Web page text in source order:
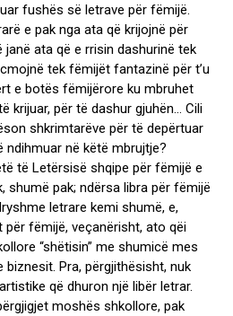
fushës së letrave për fëmijë.
e pak nga ata që krijojnë për
ata që e rrisin dashurinë tek
tek fëmijët fantazinë për t’u
e botës fëmijërore ku mbruhet
krijuar, për të dashur gjuhën… Cili
shkrimtarëve për të depërtuar
në këtë mbrujtje?
të Letërsisë shqipe për fëmijë e
shumë pak; ndërsa libra për fëmijë
letrare kemi shumë, e,
fëmijë, veçanërisht, ato qëi
“shëtisin” me shumicë mes
Pra, përgjithësisht, nuk
që dhuron një libër letrar.
moshës shkollore, pak